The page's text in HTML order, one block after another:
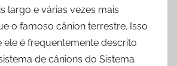
largo e várias vezes mais
o famoso cânion terrestre. Isso
ele é frequentemente descrito
de cânions do Sistema